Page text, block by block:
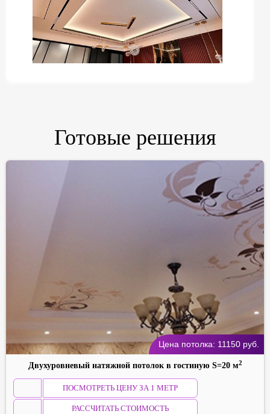
Готовые решения
Цена потолка: 11150 руб.
Двухуровневый натяжной потолок в гостиную S=20 м2
ПОСМОТРЕТЬ ЦЕНУ ЗА 1 МЕТР
РАССЧИТАТЬ СТОИМОСТЬ